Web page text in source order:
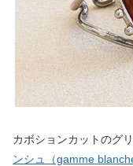
カボションカットのグ
ンシュ（gamme